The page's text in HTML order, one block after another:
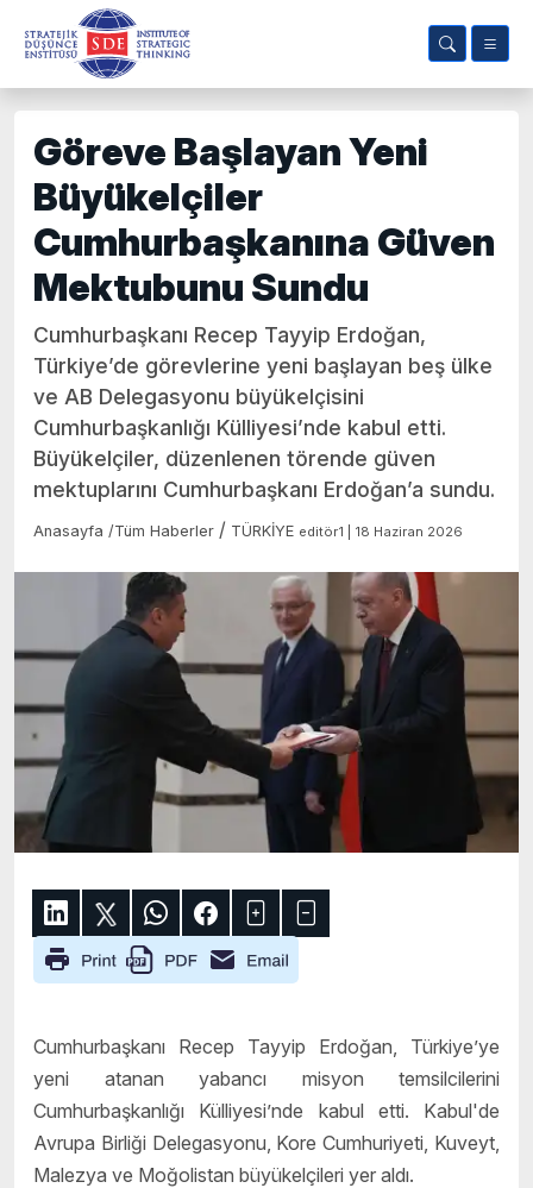
Göreve Başlayan Yeni
Büyükelçiler
Cumhurbaşkanına Güven
Mektubunu Sundu
Cumhurbaşkanı Recep Tayyip Erdoğan,
Türkiye’de görevlerine yeni başlayan beş ülke
ve AB Delegasyonu büyükelçisini
Cumhurbaşkanlığı Külliyesi’nde kabul etti.
Büyükelçiler, düzenlenen törende güven
mektuplarını Cumhurbaşkanı Erdoğan’a sundu.
Anasayfa /Tüm Haberler / TÜRKİYE editör1 | 18 Haziran 2026
Cumhurbaşkanı Recep Tayyip Erdoğan, Türkiye’ye
yeni atanan yabancı misyon temsilcilerini
Cumhurbaşkanlığı Külliyesi’nde kabul etti. Kabul'de
Avrupa Birliği Delegasyonu, Kore Cumhuriyeti, Kuveyt,
Malezya ve Moğolistan büyükelçileri yer aldı.